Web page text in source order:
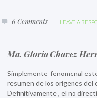
6 Comments LEAVE A
Ma. Gloria Chavez
Simplemente, fenomenal
resumen de los orígenes del
Definitivamente , el no